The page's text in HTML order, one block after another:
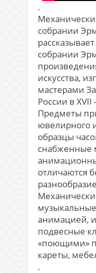
.
собрании
собрании
искусства,
мастерами
России в XVII
Предметы
ювелирного
образцы
снабженные
отличаются
анимацией,
подвесные
«поющими»
кареты,
.